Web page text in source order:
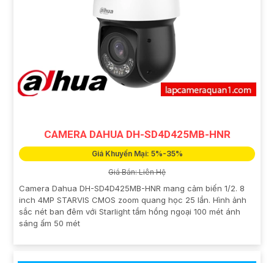
CAMERA DAHUA DH-SD4D425MB-HNR
Giá Khuyến Mại: 5%-35%
Giá Bán: Liên Hệ
Camera Dahua DH-SD4D425MB-HNR mang cảm biến 1/2. 8
inch 4MP STARVIS CMOS zoom quang học 25 lần. Hình ảnh
sắc nét ban đêm với Starlight tầm hồng ngoại 100 mét ánh
sáng ấm 50 mét